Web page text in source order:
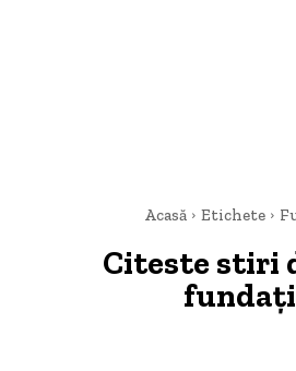
Acasă Etichete
Citeste stiri